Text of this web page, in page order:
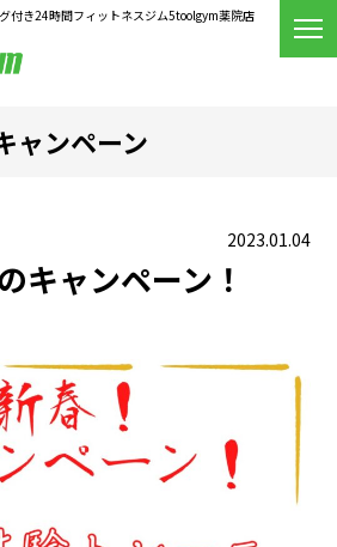
付き24時間フィットネスジム5toolgym薬院店
ャンペーン
2023.01.04
キャンペーン！